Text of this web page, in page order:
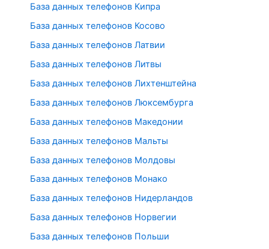
База данных телефонов Кипра
База данных телефонов Косово
База данных телефонов Латвии
База данных телефонов Литвы
База данных телефонов Лихтенштейна
База данных телефонов Люксембурга
База данных телефонов Македонии
База данных телефонов Мальты
База данных телефонов Молдовы
База данных телефонов Монако
База данных телефонов Нидерландов
База данных телефонов Норвегии
База данных телефонов Польши